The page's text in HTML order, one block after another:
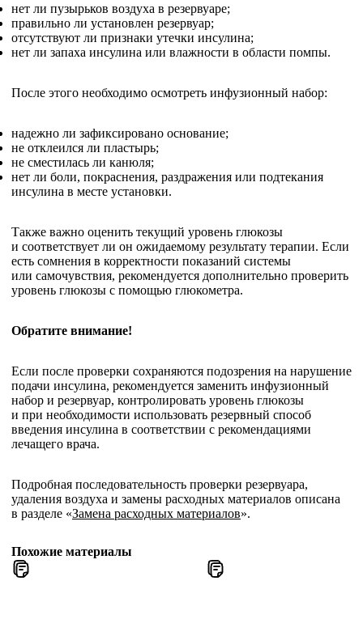
нет ли пузырьков воздуха в резервуаре;
правильно ли установлен резервуар;
отсутствуют ли признаки утечки инсулина;
нет ли запаха инсулина или влажности в области помпы.
После этого необходимо осмотреть инфузионный набор:
надежно ли зафиксировано основание;
не отклеился ли пластырь;
не сместилась ли канюля;
нет ли боли, покраснения, раздражения или подтекания
инсулина в месте установки.
Также важно оценить текущий уровень глюкозы
и соответствует ли он ожидаемому результату терапии. Если
есть сомнения в корректности показаний системы
или самочувствия, рекомендуется дополнительно проверить
уровень глюкозы с помощью глюкометра.
Обратите внимание!
Если после проверки сохраняются подозрения на нарушение
подачи инсулина, рекомендуется заменить инфузионный
набор и резервуар, контролировать уровень глюкозы
и при необходимости использовать резервный способ
введения инсулина в соответствии с рекомендациями
лечащего врача.
Подробная последовательность проверки резервуара,
удаления воздуха и замены расходных материалов описана
в разделе «Замена расходных материалов».
Похожие материалы